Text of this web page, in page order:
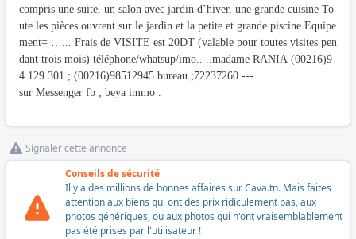
compris une suite, un salon avec jardin d’hiver, une grande cuisine To
ute les pièces ouvrent sur le jardin et la petite et grande piscine Equipe
ment= …... Frais de VISITE est 20DT (valable pour toutes visites pen
dant trois mois) téléphone/whatsup/imo.. ..madame RANIA (00216)9
4 129 301 ; (00216)98512945 bureau ;72237260 ---
sur Messenger fb ; beya immo .
Signaler cette annonce
Conseils de sécurité
Il y a des millions de bonnes affaires sur Cava.tn. Mais faites
attention aux biens qui ont des prix ridiculement bas, aux
photos génériques, ou aux photos qui n'ont vraisemblablement
pas été prises par l'utilisateur !